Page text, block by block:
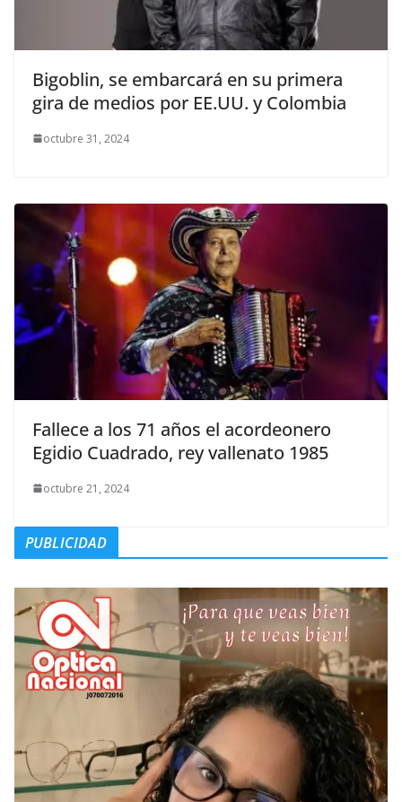
Bigoblin, se embarcará en su primera
gira de medios por EE.UU. y Colombia
octubre 31, 2024
Fallece a los 71 años el acordeonero
Egidio Cuadrado, rey vallenato 1985
octubre 21, 2024
PUBLICIDAD